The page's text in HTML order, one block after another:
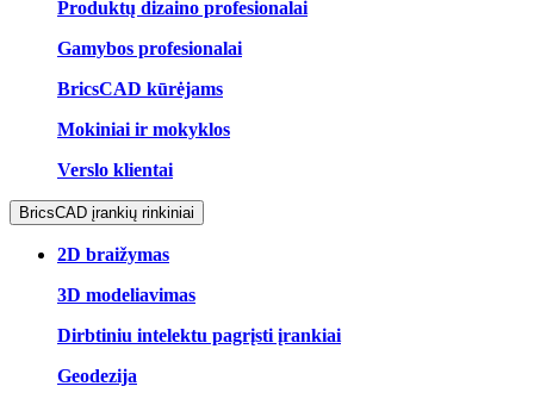
Produktų dizaino profesionalai
Gamybos profesionalai
BricsCAD kūrėjams
Mokiniai ir mokyklos
Verslo klientai
BricsCAD įrankių rinkiniai
2D braižymas
3D modeliavimas
Dirbtiniu intelektu pagrįsti įrankiai
Geodezija